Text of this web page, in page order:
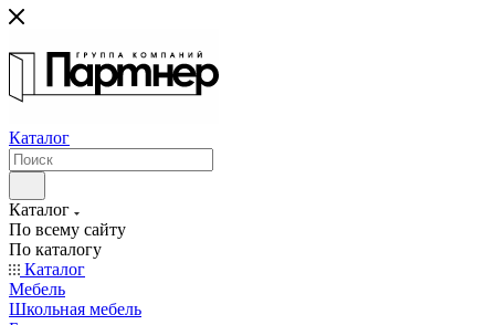
Каталог
Каталог
По всему сайту
По каталогу
Каталог
Мебель
Школьная мебель